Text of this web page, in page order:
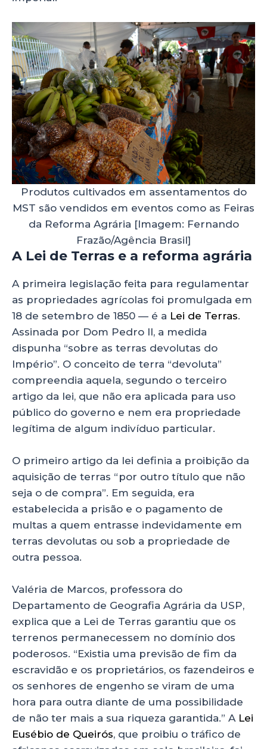
Produtos cultivados em assentamentos do
MST são vendidos em eventos como as Feiras
da Reforma Agrária [Imagem: Fernando
Frazão/Agência Brasil]
A Lei de Terras e a reforma agrária
A primeira legislação feita para regulamentar
as propriedades agrícolas foi promulgada em
18 de setembro de 1850 — é a Lei de Terras.
Assinada por Dom Pedro II, a medida
dispunha “sobre as terras devolutas do
Império”. O conceito de terra “devoluta”
compreendia aquela, segundo o terceiro
artigo da lei, que não era aplicada para uso
público do governo e nem era propriedade
legítima de algum indivíduo particular.
O primeiro artigo da lei definia a proibição da
aquisição de terras “por outro título que não
seja o de compra”. Em seguida, era
estabelecida a prisão e o pagamento de
multas a quem entrasse indevidamente em
terras devolutas ou sob a propriedade de
outra pessoa.
Valéria de Marcos, professora do
Departamento de Geografia Agrária da USP,
explica que a Lei de Terras garantiu que os
terrenos permanecessem no domínio dos
poderosos. “Existia uma previsão de fim da
escravidão e os proprietários, os fazendeiros e
os senhores de engenho se viram de uma
hora para outra diante de uma possibilidade
de não ter mais a sua riqueza garantida.” A Lei
Eusébio de Queirós, que proibiu o tráfico de